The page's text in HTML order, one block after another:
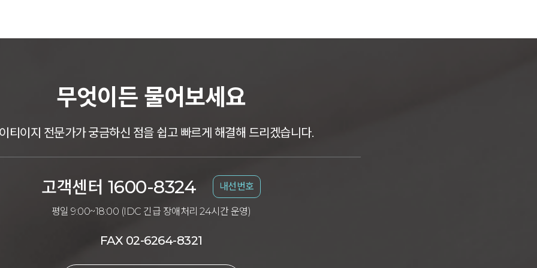
무엇이든 물어보세요
티이지 전문가가 궁금하신 점을 쉽고 빠르게 해결해 드리겠습니다.
고객센터 1600-8324 내선번호
평일 9:00~18:00 (IDC 긴급 장애처리 24시간 운영)
FAX 02-6264-8321